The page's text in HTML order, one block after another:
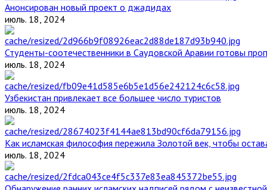
Анонсирован новый проект о джадидах
июль. 18, 2024
Студенты-соотечественники в Саудовской Аравии готовы
июль. 18, 2024
Узбекистан привлекает все большее число туристов
июль. 18, 2024
Как исламская философия пережила Золотой век, чтобы
июль. 18, 2024